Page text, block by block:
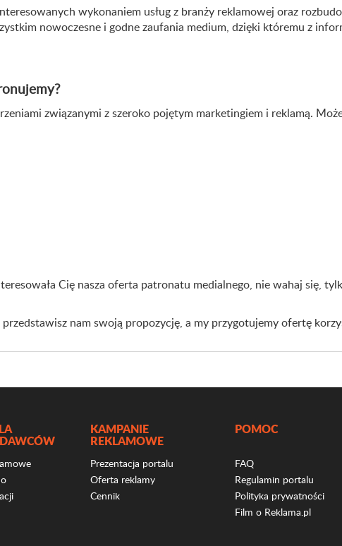
wykonaniem usług z branży reklamowej oraz
nowoczesne i godne zaufania medium, dzięki któremu z
związanymi z szeroko pojętym marketingiem i reklamą.
Cię nasza oferta patronatu medialnego, nie wahaj się,
nam swoją propozycję, a my przygotujemy ofertę
KAMPANIE
REKLAMOWE
Prezentacja portalu
Oferta reklamy
Cennik
POMOC
FAQ
Regulamin portalu
Polityka prywatności
Film o Reklama.pl